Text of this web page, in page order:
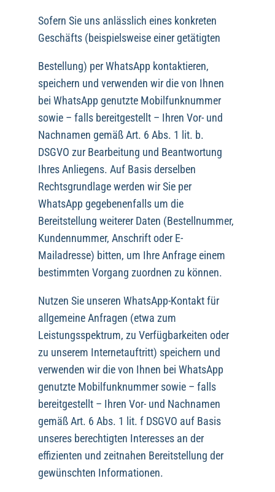
Sofern Sie uns anlässlich eines konkreten
Geschäfts (beispielsweise einer getätigten
Bestellung) per WhatsApp kontaktieren,
speichern und verwenden wir die von Ihnen
bei WhatsApp genutzte Mobilfunknummer
sowie – falls bereitgestellt – Ihren Vor- und
Nachnamen gemäß Art. 6 Abs. 1 lit. b.
DSGVO zur Bearbeitung und Beantwortung
Ihres Anliegens. Auf Basis derselben
Rechtsgrundlage werden wir Sie per
WhatsApp gegebenenfalls um die
Bereitstellung weiterer Daten (Bestellnummer,
Kundennummer, Anschrift oder E-
Mailadresse) bitten, um Ihre Anfrage einem
bestimmten Vorgang zuordnen zu können.
Nutzen Sie unseren WhatsApp-Kontakt für
allgemeine Anfragen (etwa zum
Leistungsspektrum, zu Verfügbarkeiten oder
zu unserem Internetauftritt) speichern und
verwenden wir die von Ihnen bei WhatsApp
genutzte Mobilfunknummer sowie – falls
bereitgestellt – Ihren Vor- und Nachnamen
gemäß Art. 6 Abs. 1 lit. f DSGVO auf Basis
unseres berechtigten Interesses an der
effizienten und zeitnahen Bereitstellung der
gewünschten Informationen.